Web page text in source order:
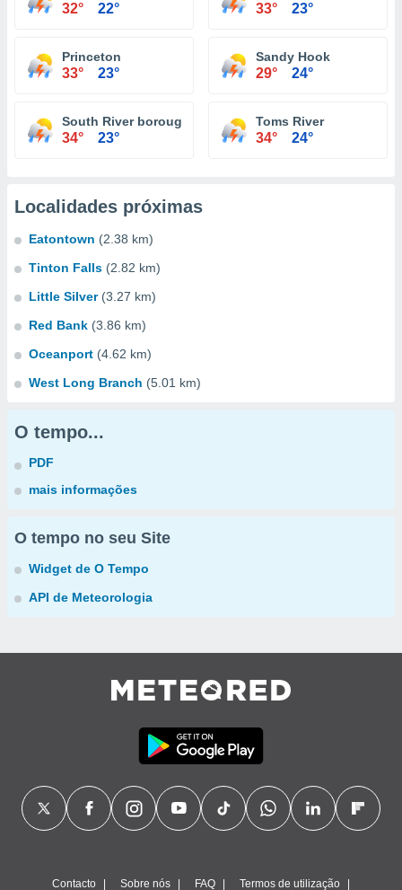
32° 22° 33° 23°
Princeton
33° 23°
Sandy Hook
29° 24°
South River borough
34° 23°
Toms River
34° 24°
Localidades próximas
Eatontown (2.38 km)
Tinton Falls (2.82 km)
Little Silver (3.27 km)
Red Bank (3.86 km)
Oceanport (4.62 km)
West Long Branch (5.01 km)
O tempo...
PDF
mais informações
O tempo no seu Site
Widget de O Tempo
API de Meteorologia
Contacto Sobre nós FAQ Termos de utilização